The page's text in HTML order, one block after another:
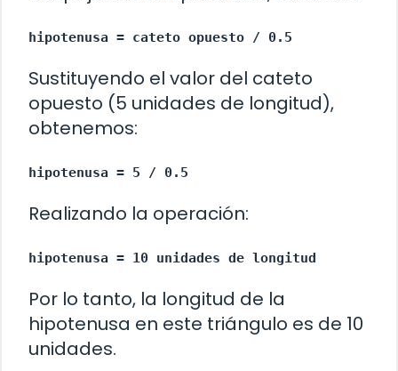
hipotenusa = cateto opuesto / 0.5
Sustituyendo el valor del cateto
opuesto (5 unidades de longitud),
obtenemos:
hipotenusa = 5 / 0.5
Realizando la operación:
hipotenusa = 10 unidades de longitud
Por lo tanto, la longitud de la
hipotenusa en este triángulo es de 10
unidades.